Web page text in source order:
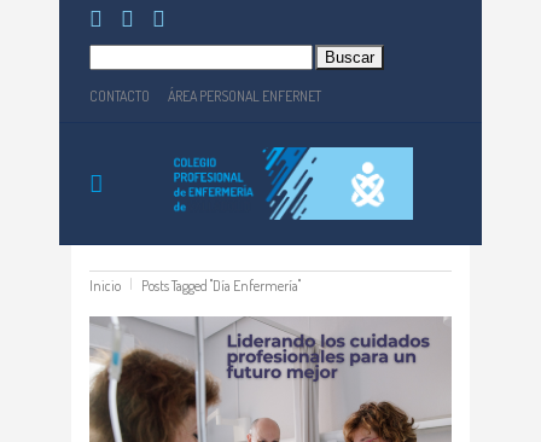
CONTACTO ÁREA PERSONAL ENFERNET
Inicio Posts Tagged "Día Enfermería"